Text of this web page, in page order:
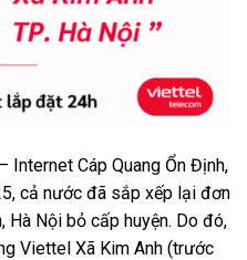
Internet Cáp Quang Ổn Định,
cả nước đã sắp xếp lại đơn
Hà Nội bỏ cấp huyện. Do đó,
Viettel Xã Kim Anh (trước